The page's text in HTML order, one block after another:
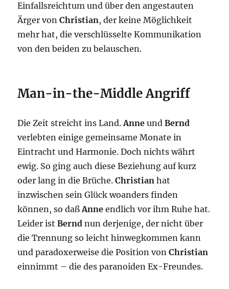
Einfallsreichtum und über den angestauten
Ärger vonChristian, der keine Möglichkeit
mehr hat, die verschlüsselte Kommunikation
von den beiden zu belauschen.
Man-in-the-Middle Angriff
Die Zeit streicht ins Land.Anne undBernd
verlebten einige gemeinsame Monate in
Eintracht und Harmonie. Doch nichts währt
ewig. So ging auch diese Beziehung auf kurz
oder lang in die Brüche.Christian hat
inzwischen sein Glück woanders finden
können, so daßAnne endlich vor ihm Ruhe hat.
Leider istBernd nun derjenige, der nicht über
die Trennung so leicht hinwegkommen kann
und paradoxerweise die Position vonChristian
einnimmt – die des paranoiden Ex-Freundes.